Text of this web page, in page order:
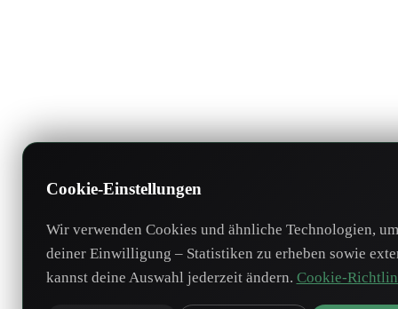
Cookie-Einstellungen
Wir verwenden Cookies und ähnliche Technologien,
deiner Einwilligung – Statistiken zu erheben sowie
kannst deine Auswahl jederzeit ändern. Cookie-